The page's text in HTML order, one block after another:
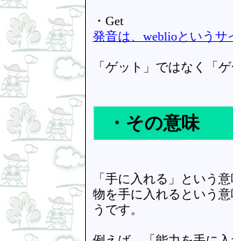
・Get
発音は、weblioというサ
「ゲット」ではなく「
・その意味
「手に入れる」という
物を手に入れるという
うです。